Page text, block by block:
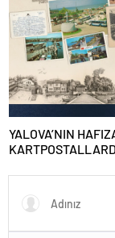
YALOVA’NIN